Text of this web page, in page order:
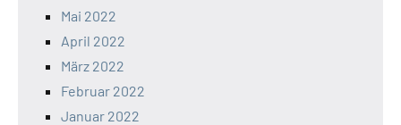
Mai 2022
April 2022
März 2022
Februar 2022
Januar 2022